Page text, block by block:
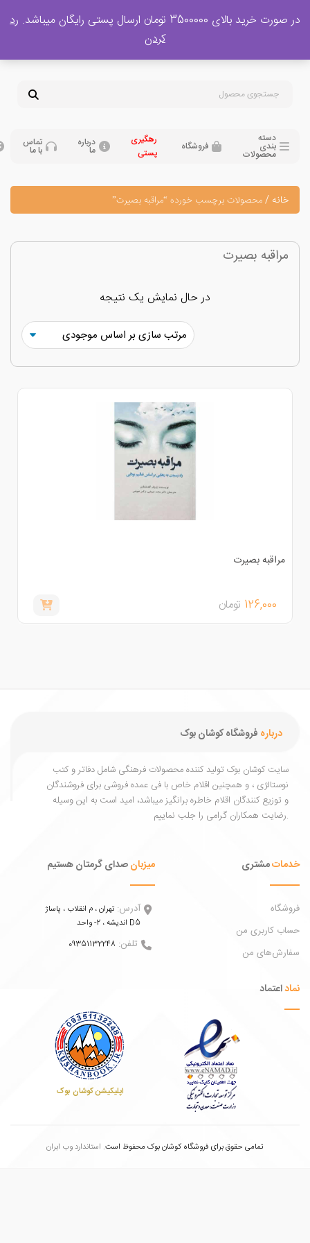
پشتیبانی فروش
09120329397
بندی
محصولات
فروشگاه درباره تماس
محصولات برچسب خورده “مراقبه بصیرت”
بصیرت
در حال نمایش یک نتیجه
بصیرت
126,000تومان
فروشگاه کوشان بوک
کوشان بوک تولید کننده محصولات فرهنگی شامل دفاتر و کتب
، و همچنین اقلام خاص با فی عمده فروشی برای فروشندگان
کنندگان اقلام خاطره برانگیز میباشد، امید است به این وسیله
مشتری
کاربری من
من
صدای گرمتان هستیم
آدرس:تهران ، م انقلاب ، پاساژ
تلفن:09351132248
اپلیکیشن کوشان بوک
تمامی حقوق برای فروشگاه کوشان بوک محفوظ است.استاندارد وب ابران
3500000 تومان ارسال پستی رایگان میباشد.
رد